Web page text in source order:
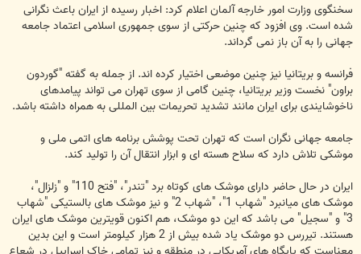
سخنگوی وزارت امور خارجه آلمان اعلام کرد: اخبار رسیده از ایران باعث نگرانی
شده است. وی افزود که چنین حرکتی از سوی جمهوری اسلامی اعتماد جامعه
جهانی را به آن باز نمی گرداند.
فرانسه و بریتانیا نیز چنین موضعی اختیار کرده اند. از جمله به گفته "گوردون
براون" نخست وزیر بریتانیا، چنین گامی از سوی تهران می تواند پیامدهای
ناخوشایندی برای ایران مانند تشدید تحریمات بین المللی به همراه داشته باشد.
جامعه جهانی نگران است که تهران تحت پوشش برنامه های اتمی ملی و
موشکی تلاش دارد که سلاح هسته ای و ابزار انتقال آن را تولید کند.
ایران در حال حاضر دارای موشک های کوتاه برد "تندر"، "فتح 110" و "زلزال"،
موشک های میانبرد "شهاب 1"، "شهاب 2" و نیز موشک های بالستیکی "شهاب
3" و "سجیل" می باشد که این دو موشک، هم اکنون قویترین موشک های ایران
هستند. تیررس دو موشک یاد شده بیش از 2 هزار کیلومتر است و این بدین